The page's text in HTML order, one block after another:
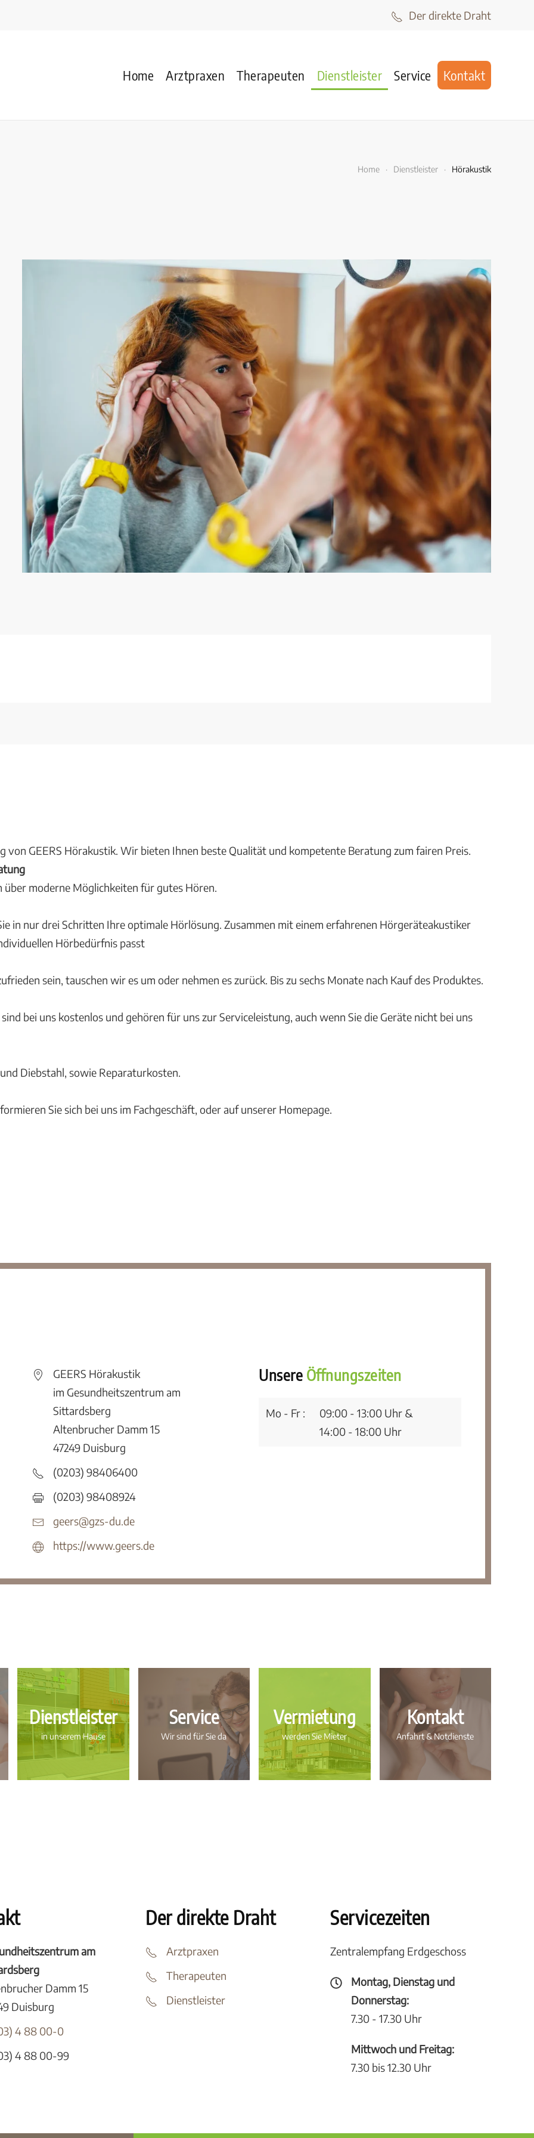
Der direkte Draht
Home Arztpraxen Therapeuten Dienstleister Service Kontakt
Home Dienstleister Hörakustik
GEERS Hörakustik. Wir bieten Ihnen beste Qualität und kompetente Beratung zum fairen Preis.
über moderne Möglichkeiten für gutes Hören.
in nur drei Schritten Ihre optimale Hörlösung. Zusammen mit einem erfahrenen Hörgeräteakustiker
Hörbedürfnis passt
sein, tauschen wir es um oder nehmen es zurück. Bis zu sechs Monate nach Kauf des Produktes.
bei uns kostenlos und gehören für uns zur Serviceleistung, auch wenn Sie die Geräte nicht bei uns
Diebstahl, sowie Reparaturkosten.
Sie sich bei uns im Fachgeschäft, oder auf unserer Homepage.
GEERS Hörakustik
im Gesundheitszentrum am
Sittardsberg
Altenbrucher Damm 15
47249 Duisburg
(0203) 98406400
(0203) 98408924
geers@gzs-du.de
https://www.geers.de
Unsere Öffnungszeiten
Mo - Fr :
09:00 - 13:00 Uhr &
14:00 - 18:00 Uhr
Dienstleister
in unserem Hause
Service
Wir sind für Sie da
Vermietung
werden Sie Mieter
Kontakt
Anfahrt & Notdienste
am
Damm 15
Duisburg
4 88 00-0
4 88 00-99
Der direkte Draht
Arztpraxen
Therapeuten
Dienstleister
Servicezeiten
Zentralempfang Erdgeschoss
Montag, Dienstag und
Donnerstag:
7.30 - 17.30 Uhr
Mittwoch und Freitag:
7.30 bis 12.30 Uhr